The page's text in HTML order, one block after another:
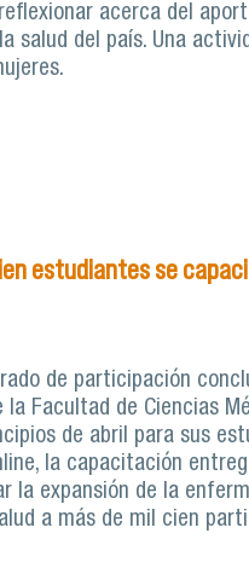
acerca del
salud del país. Una
Brechas de género y el
del gremio
estudiantes se
de participación
la Facultad de Ciencias
de abril para sus
la capacitación
la expansión de la
a más de mil cien